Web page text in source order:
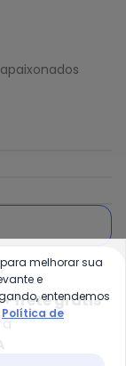
a nossa Política
+ frete grátis
melhorar sua
e
entendemos
Política de